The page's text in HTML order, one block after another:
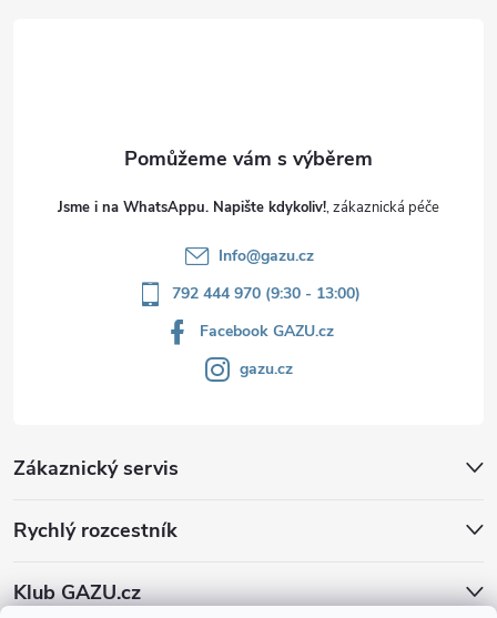
Jsme i na WhatsAppu. Napište kdykoliv!
Info@gazu.cz
792 444 970 (9:30 - 13:00)
Facebook GAZU.cz
gazu.cz
Zákaznický servis
Rychlý rozcestník
Klub GAZU.cz